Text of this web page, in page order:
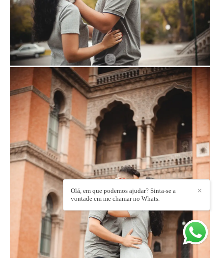
✕
Olá, em que podemos ajudar? Sinta-se a
vontade em me chamar no Whats.